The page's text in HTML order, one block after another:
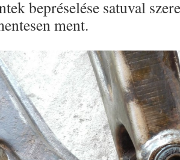
bepréselése satuval
ment.